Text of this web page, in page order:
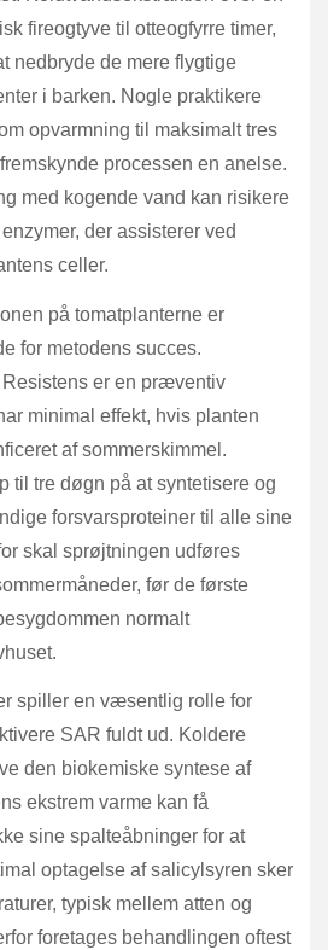
fireogtyve til otteogfyrre timer,
nedbryde de mere flygtige
i barken. Nogle praktikere
opvarmning til maksimalt tres
processen en anelse.
med kogende vand kan risikere
der assisterer ved
celler.
på tomatplanterne er
for metodens succes.
er en præventiv
minimal effekt, hvis planten
af sommerskimmel.
til tre døgn på at syntetisere og
forsvarsproteiner til alle sine
skal sprøjtningen udføres
før de første
normalt
spiller en væsentlig rolle for
SAR fuldt ud. Koldere
den biokemiske syntese af
ekstrem varme kan få
sine spalteåbninger for at
optagelse af salicylsyren sker
typisk mellem atten og
foretages behandlingen oftest